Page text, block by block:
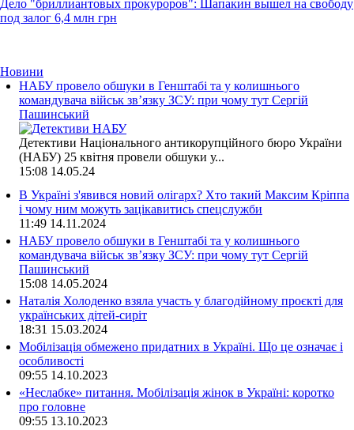
Дело "бриллиантовых прокуроров": Шапакин вышел на свободу
под залог 6,4 млн грн
Новини
НАБУ провело обшуки в Генштабі та у колишнього
командувача військ зв’язку ЗСУ: при чому тут Сергій
Пашинський
Детективи Національного антикорупційного бюро України
(НАБУ) 25 квітня провели обшуки у...
15:08 14.05.24
В Україні з'явився новий олігарх? Хто такий Максим Кріппа
і чому ним можуть зацікавитись спецслужби
11:49 14.11.2024
НАБУ провело обшуки в Генштабі та у колишнього
командувача військ зв’язку ЗСУ: при чому тут Сергій
Пашинський
15:08 14.05.2024
Наталія Холоденко взяла участь у благодійному проєкті для
українських дітей-сиріт
18:31 15.03.2024
Мобілізація обмежено придатних в Україні. Що це означає і
особливості
09:55 14.10.2023
«Неслабке» питання. Мобілізація жінок в Україні: коротко
про головне
09:55 13.10.2023